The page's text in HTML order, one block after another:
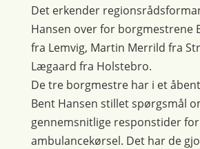
Det erkender
Hansen over for borgmestrene
fra Lemvig, Martin Merrild fra
Lægaard fra Holstebro.
De tre borgmestre har i et
Bent Hansen stillet spørgsmål
gennemsnitlige responstider
ambulancekørsel. Det har de